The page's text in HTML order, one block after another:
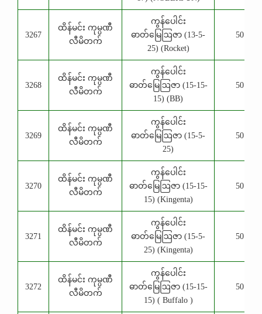
3267
ထိန်မင်း ကုမ္ပဏီ
လီမိတက်
ကွန်ပေါင်း
ဓာတ်မြေဩဇာ (13-5-
25) (Rocket)
50 Kg
3268
ထိန်မင်း ကုမ္ပဏီ
လီမိတက်
ကွန်ပေါင်း
ဓာတ်မြေဩဇာ (15-15-
15) (BB)
50 Kg
3269
ထိန်မင်း ကုမ္ပဏီ
လီမိတက်
ကွန်ပေါင်း
ဓာတ်မြေဩဇာ (15-5-
25)
50 Kg
3270
ထိန်မင်း ကုမ္ပဏီ
လီမိတက်
ကွန်ပေါင်း
ဓာတ်မြေဩဇာ (15-15-
15) (Kingenta)
50 Kg
3271
ထိန်မင်း ကုမ္ပဏီ
လီမိတက်
ကွန်ပေါင်း
ဓာတ်မြေဩဇာ (15-5-
25) (Kingenta)
50 Kg
3272
ထိန်မင်း ကုမ္ပဏီ
လီမိတက်
ကွန်ပေါင်း
ဓာတ်မြေဩဇာ (15-15-
15) ( Buffalo )
50 Kg